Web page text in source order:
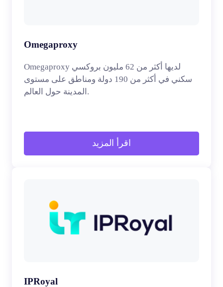
Omegaproxy
Omegaproxy لديها أكثر من 62 مليون بروكسي
سكني في أكثر من 190 دولة ومناطق على مستوى
المدينة حول العالم.
اقرأ المزيد
IPRoyal